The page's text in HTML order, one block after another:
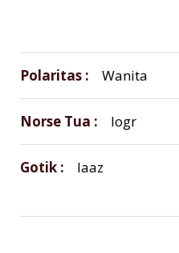
Polaritas Wanita
Norse Tua logr
Gotik laaz